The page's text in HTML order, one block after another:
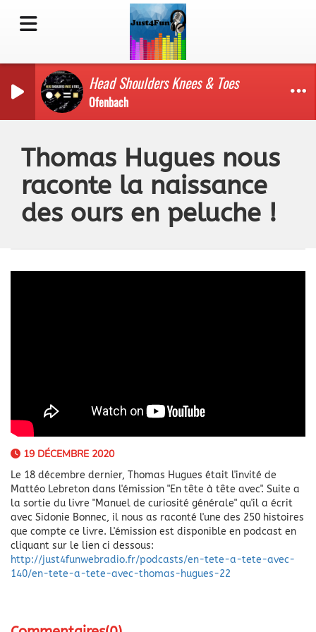
Head Shoulders Knees & Toes
Ofenbach
Thomas Hugues nous
raconte la naissance
des ours en peluche !
19 DÉCEMBRE 2020
Le 18 décembre dernier, Thomas Hugues était l'invité de
Mattéo Lebreton dans l'émission "En tête à tête avec". Suite a
la sortie du livre "Manuel de curiosité générale" qu'il a écrit
avec Sidonie Bonnec, il nous as raconté l'une des 250 histoires
que compte ce livre. L'émission est disponible en podcast en
cliquant sur le lien ci dessous:
http://just4funwebradio.fr/podcasts/en-tete-a-tete-avec-
140/en-tete-a-tete-avec-thomas-hugues-22